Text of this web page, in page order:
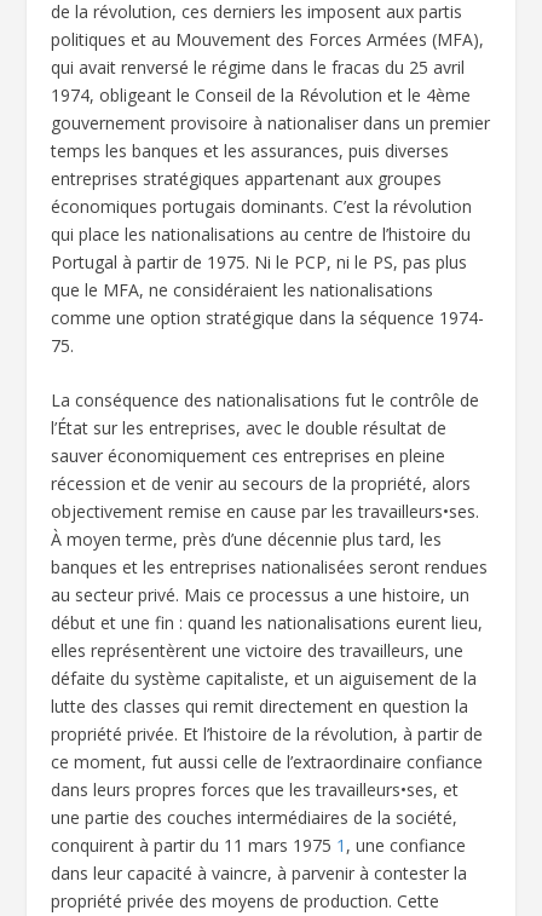
de la révolution, ces derniers les imposent aux partis
politiques et au Mouvement des Forces Armées (MFA),
qui avait renversé le régime dans le fracas du 25 avril
1974, obligeant le Conseil de la Révolution et le 4ème
gouvernement provisoire à nationaliser dans un premier
temps les banques et les assurances, puis diverses
entreprises stratégiques appartenant aux groupes
économiques portugais dominants. C’est la révolution
qui place les nationalisations au centre de l’histoire du
Portugal à partir de 1975. Ni le PCP, ni le PS, pas plus
que le MFA, ne considéraient les nationalisations
comme une option stratégique dans la séquence 1974-
75.
La conséquence des nationalisations fut le contrôle de
l’État sur les entreprises, avec le double résultat de
sauver économiquement ces entreprises en pleine
récession et de venir au secours de la propriété, alors
objectivement remise en cause par les travailleurs•ses.
À moyen terme, près d’une décennie plus tard, les
banques et les entreprises nationalisées seront rendues
au secteur privé. Mais ce processus a une histoire, un
début et une fin : quand les nationalisations eurent lieu,
elles représentèrent une victoire des travailleurs, une
défaite du système capitaliste, et un aiguisement de la
lutte des classes qui remit directement en question la
propriété privée. Et l’histoire de la révolution, à partir de
ce moment, fut aussi celle de l’extraordinaire confiance
dans leurs propres forces que les travailleurs•ses, et
une partie des couches intermédiaires de la société,
conquirent à partir du 11 mars 1975 1 , une confiance
dans leur capacité à vaincre, à parvenir à contester la
propriété privée des moyens de production. Cette